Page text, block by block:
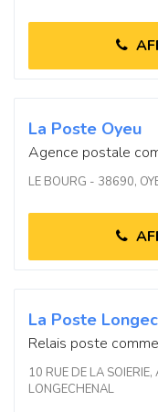
La Poste Oyeu
Agence postale
LE BOURG - 38690,
La Poste
Relais poste
10 RUE DE LA
LONGECHENAL